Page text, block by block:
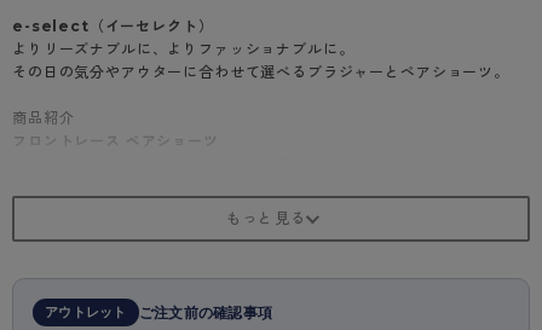
e-select（イーセレクト）
よりリーズナブルに、よりファッショナブルに。
その日の気分やアウターに合わせて選べるブラジャーとペアショーツ。
商品紹介
フロントレース ペアショーツ
・華やかな3色切り替えチュールレース、細幅ラッセルレース
ら！
★コーディネートブラジャーD・Eカップ（品番:97449GS）はこちら！
アウトレット ご注文前の確認事項